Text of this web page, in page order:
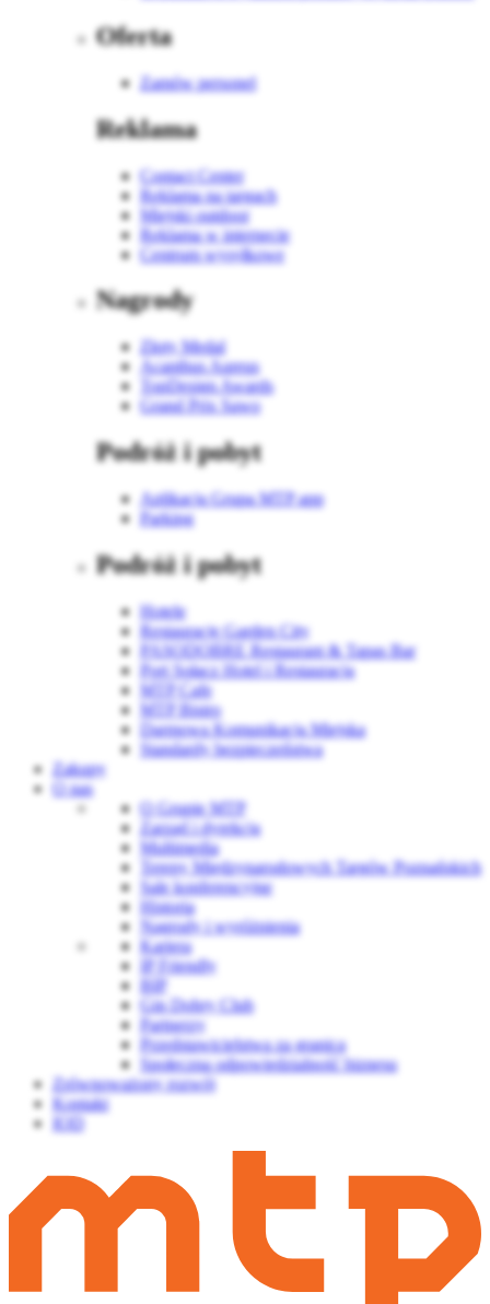
Oferta
Zamów personel
Reklama
Contact Center
Reklama na targach
Miejski outdoor
Reklama w internecie
Centrum wysyłkowe
Nagrody
Złoty Medal
Acanthus Aureus
TopDesign Awards
Grand Prix Sawo
Podróż i pobyt
Aplikacja Grupa MTP app
Parking
Podróż i pobyt
Hotele
Restauracje Garden City
PASODOBRE Restaurant & Tapas Bar
Port Sołacz Hotel i Restauracja
MTP Cafe
MTP Bistro
Darmowa Komunikacja Miejska
Standardy bezpieczeństwa
Zakupy
O nas
O Grupie MTP
Zarząd i dyrekcja
Multimedia
Tereny Międzynarodowych Targów Poznańskich
Sale konferencyjne
Historia
Nagrody i wyróżnienia
Kariera
IP Friendly
BIP
Gin Dobry Club
Partnerzy
Przedstawicielstwa za granicą
Społeczna odpowiedzialność biznesu
Zrównoważony rozwój
Kontakt
IOD